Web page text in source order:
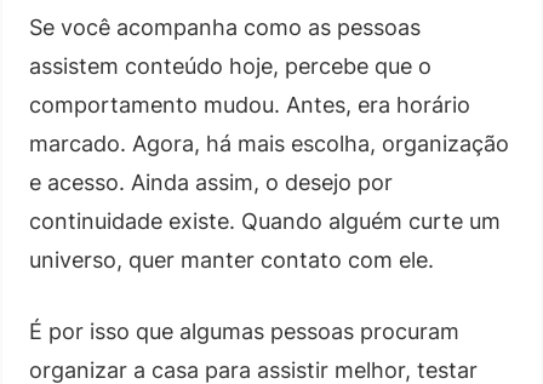
Se você acompanha como as pessoas
assistem conteúdo hoje, percebe que o
comportamento mudou. Antes, era horário
marcado. Agora, há mais escolha, organização
e acesso. Ainda assim, o desejo por
continuidade existe. Quando alguém curte um
universo, quer manter contato com ele.
É por isso que algumas pessoas procuram
organizar a casa para assistir melhor, testar